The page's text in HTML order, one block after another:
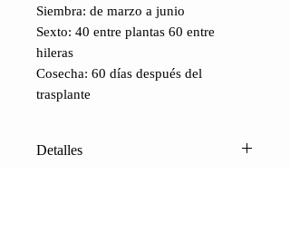
Siembra: de marzo a junio
Sexto: 40 entre plantas 60 entre
hileras
Cosecha: 60 días después del
trasplante
Detalles